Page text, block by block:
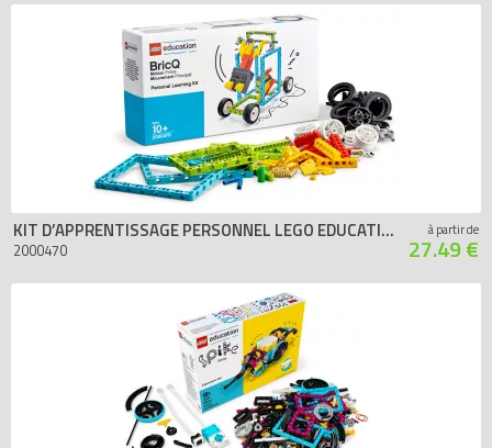
KIT D’APPRENTISSAGE PERSONNEL LEGO EDUCATION BRICQ MOUVEMENT PRINCIPAL
2000470
à partir de
27.49 €